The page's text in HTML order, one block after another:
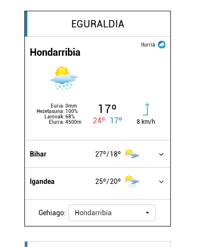
EGURALDIA
Iturria:
Hondarribia
Euria: 0mm
Hezetasuna: 100%
Lainoak: 68%
Elurra: 4500m
17º
24º 17º 8 km/h
Bihar 27º 18º
Igandea 25º 20º
Gehiago: Hondarribia